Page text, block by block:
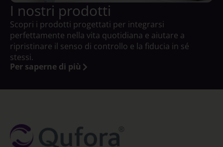
I nostri prodotti
Scopri i prodotti progettati per integrarsi
perfettamente nella vita quotidiana e aiutare a
ripristinare il senso di controllo e la fiducia in sé
stessi.
Per saperne di più